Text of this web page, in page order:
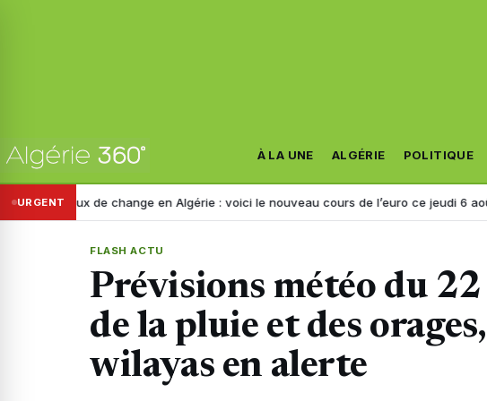
À LA UNE ALGÉRIE POLITIQUE
URGENT
de change en Algérie : voici le nouveau cours de l’euro ce jeudi 6 août Souad
FLASH ACTU
Prévisions météo du
de la pluie et des
wilayas en alerte